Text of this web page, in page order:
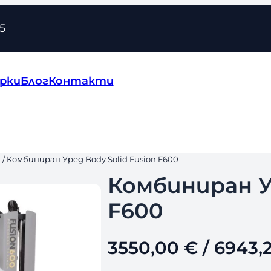
БлогКонтакти
/ Комбиниран Уред Body Solid Fusion F600
Комбиниран
F600
3550,00 €/